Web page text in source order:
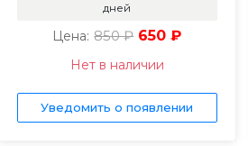
дней
Цена: 850 ₽ 650 ₽
Нет в наличии
Уведомить о появлении